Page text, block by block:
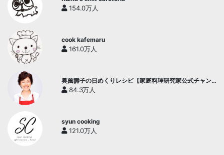
154.0万人
cook kafemaru
161.0万人
奥薗壽子の日めくりレシピ【家庭料理研究家公式チャン
ネル】
84.3万人
syun cooking
121.0万人